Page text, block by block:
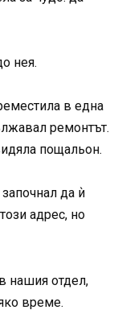
нея.
в една
ремонтът.
пощальон.
да ѝ
адрес, но
нашия отдел,
време.